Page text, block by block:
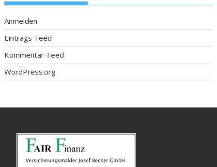
Anmelden
Eintrags-Feed
Kommentar-Feed
WordPress.org